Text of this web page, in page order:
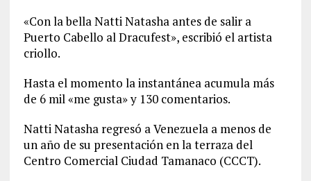
«Con la bella Natti Natasha antes de salir a
Puerto Cabello al Dracufest», escribió el artista
criollo.
Hasta el momento la instantánea acumula más
de 6 mil «me gusta» y 130 comentarios.
Natti Natasha regresó a Venezuela a menos de
un año de su presentación en la terraza del
Centro Comercial Ciudad Tamanaco (CCCT).